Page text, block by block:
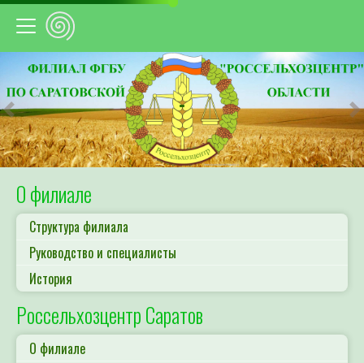
Предыдущий
О филиале
Структура филиала
Руководство и специалисты
История
Россельхозцентр Саратов
О филиале